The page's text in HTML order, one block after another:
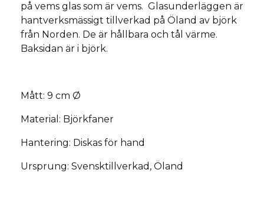
på vems glas som är vems. Glasunderläggen är
hantverksmässigt tillverkad på Öland av björk
från Norden. De är hållbara och tål värme.
Baksidan är i björk.
Mått: 9 cm Ø
Material: Björkfaner
Hantering: Diskas för hand
Ursprung: Svensktillverkad, Öland